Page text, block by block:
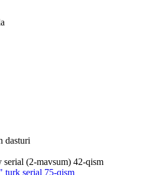
dasturi
(2-mavsum) 42-qism
turk serial 75-qism